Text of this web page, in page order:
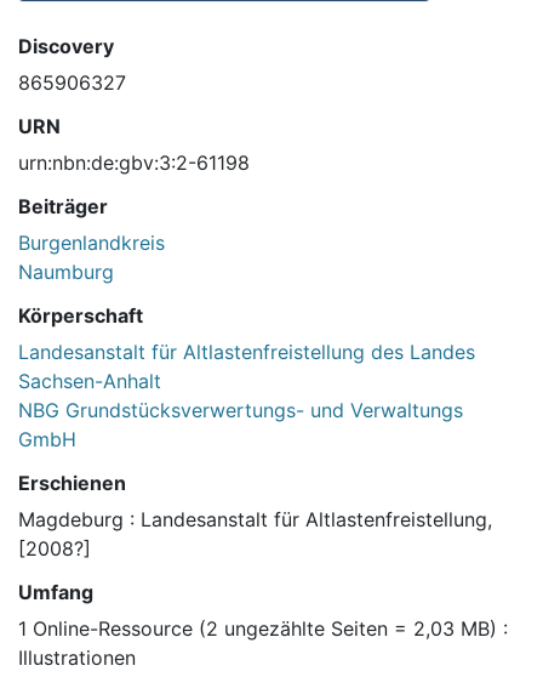
Discovery
865906327
URN
urn:nbn:de:gbv:3:2-61198
Beiträger
Burgenlandkreis
Naumburg
Körperschaft
Landesanstalt für Altlastenfreistellung des Landes
Sachsen-Anhalt
NBG Grundstücksverwertungs- und Verwaltungs
GmbH
Erschienen
Magdeburg : Landesanstalt für Altlastenfreistellung,
[2008?]
Umfang
1 Online-Ressource (2 ungezählte Seiten = 2,03 MB) :
Illustrationen